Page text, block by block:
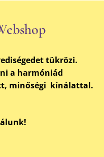
tükrözi.
a harmóniád
minőségi kínálattal.